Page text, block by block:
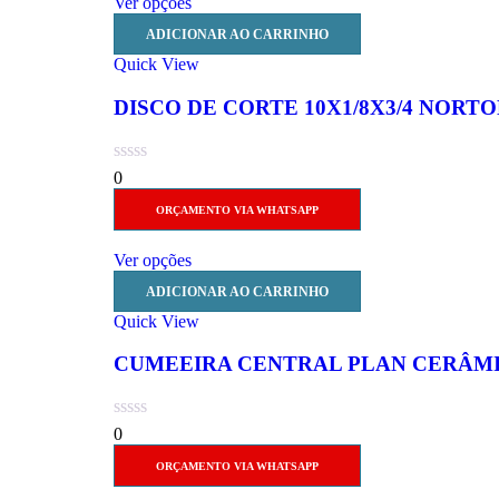
ADICIONAR AO CARRINHO
Quick View
DISCO DE CORTE 10X1/8X3/4
0
ORÇAMENTO VIA WHATSAPP
Ver opções
ADICIONAR AO CARRINHO
Quick View
CUMEEIRA CENTRAL PLAN
0
ORÇAMENTO VIA WHATSAPP